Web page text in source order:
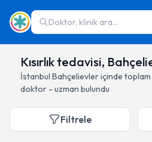
Doktor, klinik ara...
Kısırlık tedavisi,
İstanbul Bahçelievleriçinde toplam
doktor - uzman bulundu
Filtrele